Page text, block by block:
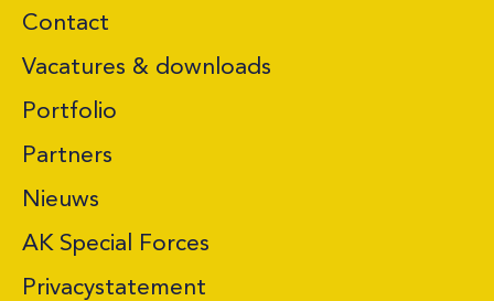
Contact
Vacatures & downloads
Portfolio
Partners
Nieuws
AK Special Forces
Privacystatement